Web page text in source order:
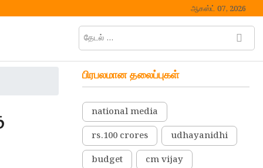
ஆகஸ்ட் 07, 2026
தேடல்
… M
t
o
பிரபலமான தலைப்புகள்
national media
rs.100 crores
udhayanidhi
budget
cm vijay